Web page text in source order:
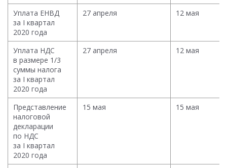
Уплата ЕНВД
за I квартал
2020 года
27 апреля 12 мая
Уплата НДС
в размере 1/3
суммы налога
за I квартал
2020 года
27 апреля 12 мая
Представление
налоговой
декларации
по НДС
за I квартал
2020 года
15 мая 15 мая